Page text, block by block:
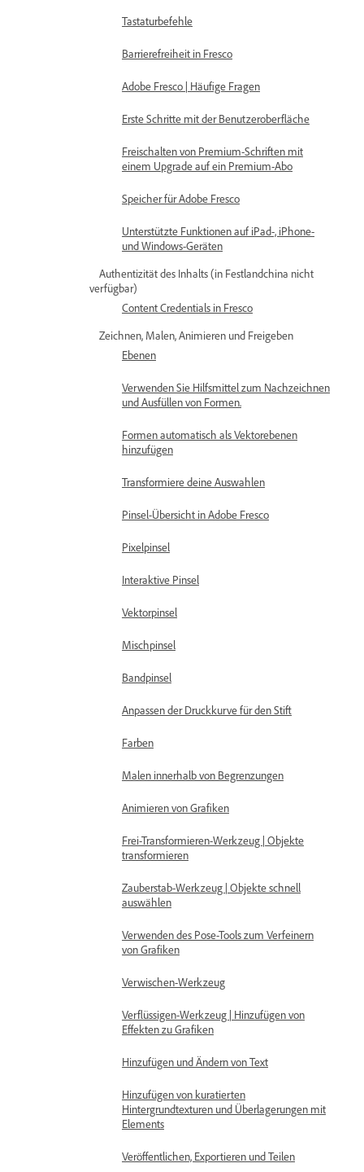
Tastaturbefehle
Barrierefreiheit in Fresco
Adobe Fresco | Häufige Fragen
Erste Schritte mit der Benutzeroberfläche
Freischalten von Premium-Schriften mit
einem Upgrade auf ein Premium-Abo
Speicher für Adobe Fresco
Unterstützte Funktionen auf iPad-, iPhone-
und Windows-Geräten
Authentizität des Inhalts (in Festlandchina nicht
verfügbar)
Content Credentials in Fresco
Zeichnen, Malen, Animieren und Freigeben
Ebenen
Verwenden Sie Hilfsmittel zum Nachzeichnen
und Ausfüllen von Formen.
Formen automatisch als Vektorebenen
hinzufügen
Transformiere deine Auswahlen
Pinsel-Übersicht in Adobe Fresco
Pixelpinsel
Interaktive Pinsel
Vektorpinsel
Mischpinsel
Bandpinsel
Anpassen der Druckkurve für den Stift
Farben
Malen innerhalb von Begrenzungen
Animieren von Grafiken
Frei-Transformieren-Werkzeug | Objekte
transformieren
Zauberstab-Werkzeug | Objekte schnell
auswählen
Verwenden des Pose-Tools zum Verfeinern
von Grafiken
Verwischen-Werkzeug
Verflüssigen-Werkzeug | Hinzufügen von
Effekten zu Grafiken
Hinzufügen und Ändern von Text
Hinzufügen von kuratierten
Hintergrundtexturen und Überlagerungen mit
Elements
Veröffentlichen, Exportieren und Teilen